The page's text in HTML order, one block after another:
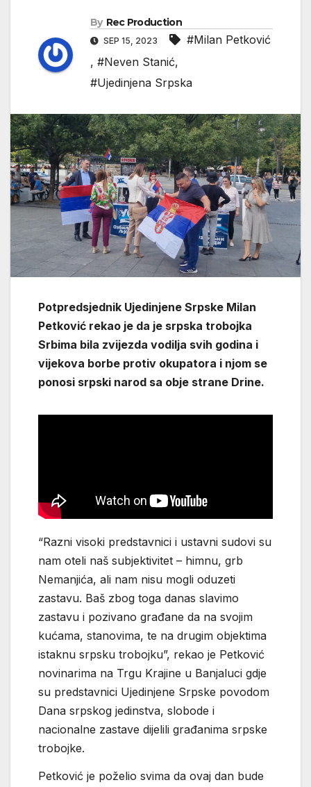
By Rec Production
SEP 15, 2023
#Milan Petković
, #Neven Stanić,
#Ujedinjena Srpska
Potpredsjednik Ujedinjene Srpske Milan
Petković rekao je da je srpska trobojka
Srbima bila zvijezda vodilja svih godina i
vijekova borbe protiv okupatora i njom se
ponosi srpski narod sa obje strane Drine.
“Razni visoki predstavnici i ustavni sudovi su
nam oteli naš subjektivitet – himnu, grb
Nemanjića, ali nam nisu mogli oduzeti
zastavu. Baš zbog toga danas slavimo
zastavu i pozivano građane da na svojim
kućama, stanovima, te na drugim objektima
istaknu srpsku trobojku”, rekao je Petković
novinarima na Trgu Krajine u Banjaluci gdje
su predstavnici Ujedinjene Srpske povodom
Dana srpskog jedinstva, slobode i
nacionalne zastave dijelili građanima srpske
trobojke.
Petković je poželio svima da ovaj dan bude